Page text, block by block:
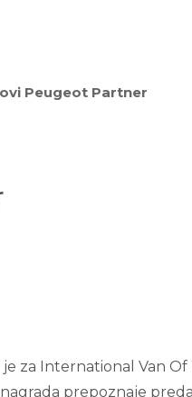
Peugeot Partner
za International Van Of
prepoznaje